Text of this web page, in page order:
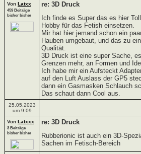
Von Latxx
459 Beiträge
bisher bisher
re: 3D Druck
Ich finde es Super das es hier
Hobby für das Fetish einsetzen.
Mir hat hier jemand schon ein
Hauben umgebaut, und das zu
Qualität.
3D Druck ist eine super Sache,
Grenzen mehr, an Formen und
Ich habe mir ein Aufsteckt
auf den Luft Auslass der GP5
dann ein Gasmasken Schlauch
Das schaut dann Cool aus.
25.05.2023
um 9:09
Von Latxxx
3 Beiträge
bisher bisher
re: 3D Druck
Rubberionic ist auch ein 3D-
Sachen im Fetisch-Bereich